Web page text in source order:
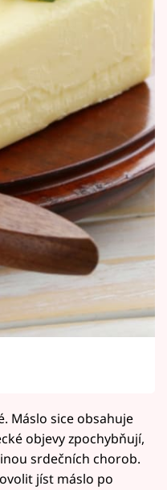
Máslo sice obsahuje
objevy zpochybňují,
srdečních chorob.
jíst máslo po